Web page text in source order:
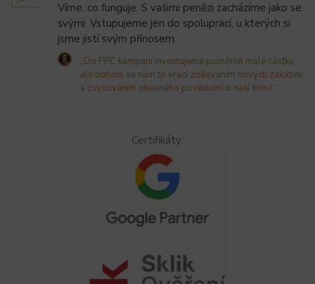
Víme, co funguje. S vašimi penězi zacházíme jako se
svými. Vstupujeme jen do spoluprací, u kterých si
jsme jistí svým přínosem.
„Do PPC kampaní investujeme poměrně malé částky,
ale bohatě se nám to vrací získáváním nových zakázek
a zvyšováním obecného povědomí o naší firmě“
Certifikáty: